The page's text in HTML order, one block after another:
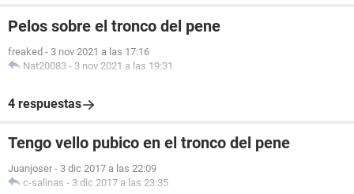
Pelos sobre el tronco del pene
freaked - 3 nov 2021 a las 17:16
Nat20083 - 3 nov 2021 a las 19:31
4 respuestas
Tengo vello pubico en el tronco del pene
Juanjoser - 3 dic 2017 a las 22:09
c-salinas - 3 dic 2017 a las 23:35